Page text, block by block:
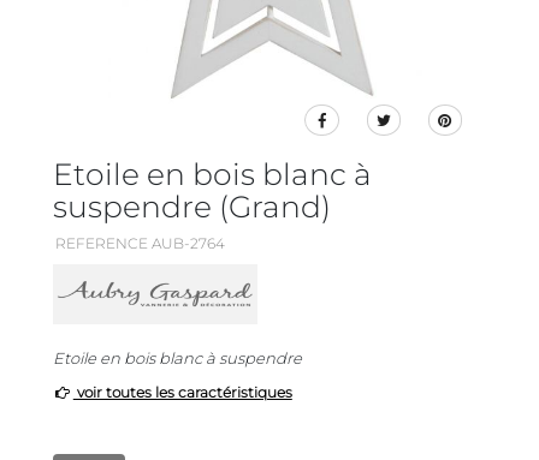
Etoile en bois blanc à
suspendre (Grand)
REFERENCE AUB-2764
Etoile en bois blanc à suspendre
voir toutes les caractéristiques